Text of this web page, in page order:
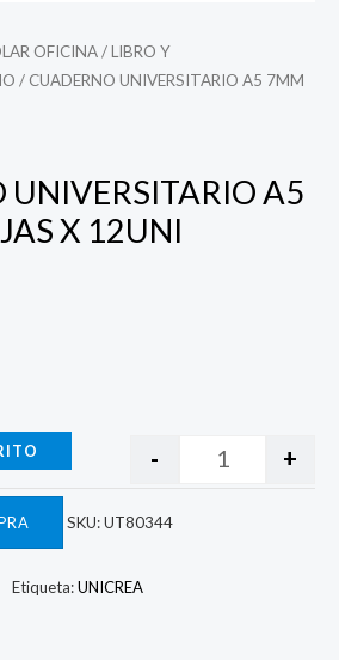
OFICINA/LIBRO Y
/ CUADERNO UNIVERSITARIO A5 7MM
UNIVERSITARIO A5
X 12UNI
- +
SKU:UT80344
Etiqueta:UNICREA